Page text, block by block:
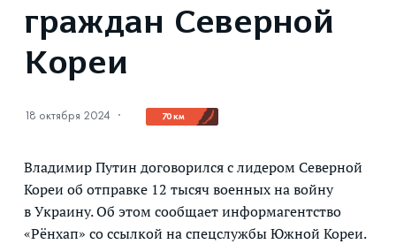
граждан Северной
Кореи
18 октября 2024 · 70 км
Владимир Путин договорился с лидером Северной
Кореи об отправке 12 тысяч военных на войну
в Украину. Об этом сообщает информагентство
«Рёнхап» со ссылкой на спецслужбы Южной Кореи.